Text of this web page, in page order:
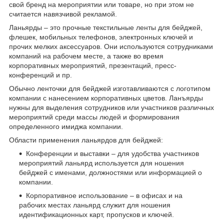
свой бренд на мероприятии или товаре, но при этом не
считается навязчивой рекламой.
Ланьярды – это прочные текстильные ленты для бейджей,
флешек, мобильных телефонов, электронных ключей и
прочих мелких аксессуаров. Они используются сотрудниками
компаний на рабочем месте, а также во время
корпоративных мероприятий, презентаций, пресс-
конференций и пр.
Обычно ленточки для бейджей изготавливаются с логотипом
компании с нанесением корпоративных цветов. Ланъярды
нужны для выделения сотрудников или участников различных
мероприятий среди массы людей и формирования
определенного имиджа компании.
Области применения ланьярдов для бейджей:
Конференции и выставки – для удобства участников
мероприятий ланьярд используется для ношения
бейджей с именами, должностями или информацией о
компании.
Корпоративное использование – в офисах и на
рабочих местах ланьярд служит для ношения
идентификационных карт, пропусков и ключей.